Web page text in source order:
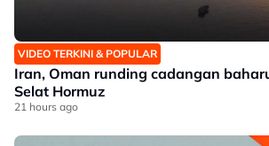
VIDEO TERKINI & POPULAR
Iran, Oman runding cadangan
Selat Hormuz
21 hours ago